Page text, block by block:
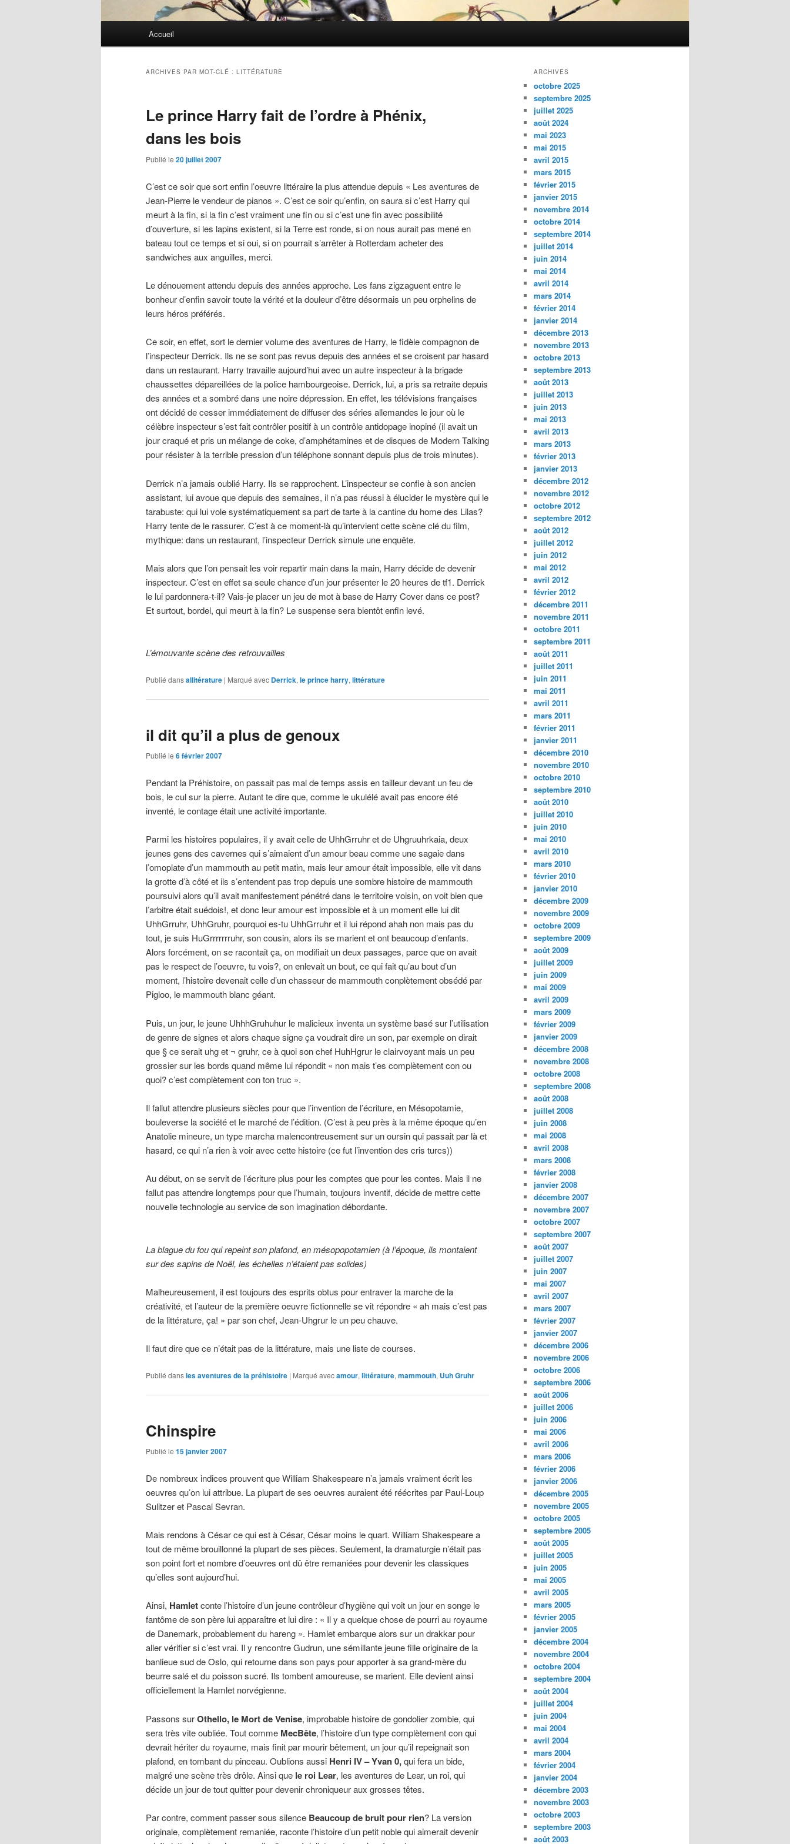
Accueil
ARCHIVES PAR MOT-CLÉ : LITTÉRATURE
Le prince Harry fait de l’ordre à Phénix,
dans les bois
Publié le 20 juillet 2007
C’est ce soir que sort enfin l’oeuvre littéraire la plus attendue depuis « Les aventures de
Jean-Pierre le vendeur de pianos ». C’est ce soir qu’enfin, on saura si c’est Harry qui
meurt à la fin, si la fin c’est vraiment une fin ou si c’est une fin avec possibilité
d’ouverture, si les lapins existent, si la Terre est ronde, si on nous aurait pas mené en
bateau tout ce temps et si oui, si on pourrait s’arrêter à Rotterdam acheter des
sandwiches aux anguilles, merci.
Le dénouement attendu depuis des années approche. Les fans zigzaguent entre le
bonheur d’enfin savoir toute la vérité et la douleur d’être désormais un peu orphelins de
leurs héros préférés.
Ce soir, en effet, sort le dernier volume des aventures de Harry, le fidèle compagnon de
l’inspecteur Derrick. Ils ne se sont pas revus depuis des années et se croisent par hasard
dans un restaurant. Harry travaille aujourd’hui avec un autre inspecteur à la brigade
chaussettes dépareillées de la police hambourgeoise. Derrick, lui, a pris sa retraite depuis
des années et a sombré dans une noire dépression. En effet, les télévisions françaises
ont décidé de cesser immédiatement de diffuser des séries allemandes le jour où le
célèbre inspecteur s’est fait contrôler positif à un contrôle antidopage inopiné (il avait un
jour craqué et pris un mélange de coke, d’amphétamines et de disques de Modern Talking
pour résister à la terrible pression d’un téléphone sonnant depuis plus de trois minutes).
Derrick n’a jamais oublié Harry. Ils se rapprochent. L’inspecteur se confie à son ancien
assistant, lui avoue que depuis des semaines, il n’a pas réussi à élucider le mystère qui le
tarabuste: qui lui vole systématiquement sa part de tarte à la cantine du home des Lilas?
Harry tente de le rassurer. C’est à ce moment-là qu’intervient cette scène clé du film,
mythique: dans un restaurant, l’inspecteur Derrick simule une enquête.
Mais alors que l’on pensait les voir repartir main dans la main, Harry décide de devenir
inspecteur. C’est en effet sa seule chance d’un jour présenter le 20 heures de tf1. Derrick
le lui pardonnera-t-il? Vais-je placer un jeu de mot à base de Harry Cover dans ce post?
Et surtout, bordel, qui meurt à la fin? Le suspense sera bientôt enfin levé.
L’émouvante scène des retrouvailles
Publié dansallitérature | Marqué avec Derrick, le prince harry, littérature
il dit qu’il a plus de genoux
Publié le 6 février 2007
Pendant la Préhistoire, on passait pas mal de temps assis en tailleur devant un feu de
bois, le cul sur la pierre. Autant te dire que, comme le ukulélé avait pas encore été
inventé, le contage était une activité importante.
Parmi les histoires populaires, il y avait celle de UhhGrruhr et de Uhgruuhrkaia, deux
jeunes gens des cavernes qui s’aimaient d’un amour beau comme une sagaie dans
l’omoplate d’un mammouth au petit matin, mais leur amour était impossible, elle vit dans
la grotte d’à côté et ils s’entendent pas trop depuis une sombre histoire de mammouth
poursuivi alors qu’il avait manifestement pénétré dans le territoire voisin, on voit bien que
l’arbitre était suédois!, et donc leur amour est impossible et à un moment elle lui dit
UhhGrruhr, UhhGruhr, pourquoi es-tu UhhGrruhr et il lui répond ahah non mais pas du
tout, je suis HuGrrrrrrruhr, son cousin, alors ils se marient et ont beaucoup d’enfants.
Alors forcément, on se racontait ça, on modifiait un deux passages, parce que on avait
pas le respect de l’oeuvre, tu vois?, on enlevait un bout, ce qui fait qu’au bout d’un
moment, l’histoire devenait celle d’un chasseur de mammouth conplètement obsédé par
Pigloo, le mammouth blanc géant.
Puis, un jour, le jeune UhhhGruhuhur le malicieux inventa un système basé sur l’utilisation
de genre de signes et alors chaque signe ça voudrait dire un son, par exemple on dirait
que § ce serait uhg et ¬ gruhr, ce à quoi son chef HuhHgrur le clairvoyant mais un peu
grossier sur les bords quand même lui répondit « non mais t’es complètement con ou
quoi? c’est complètement con ton truc ».
Il fallut attendre plusieurs siècles pour que l’invention de l’écriture, en Mésopotamie,
bouleverse la société et le marché de l’édition. (C’est à peu près à la même époque qu’en
Anatolie mineure, un type marcha malencontreusement sur un oursin qui passait par là et
hasard, ce qui n’a rien à voir avec cette histoire (ce fut l’invention des cris turcs))
Au début, on se servit de l’écriture plus pour les comptes que pour les contes. Mais il ne
fallut pas attendre longtemps pour que l’humain, toujours inventif, décide de mettre cette
nouvelle technologie au service de son imagination débordante.
La blague du fou qui repeint son plafond, en mésopopotamien (à l’époque, ils montaient
sur des sapins de Noël, les échelles n’étaient pas solides)
Malheureusement, il est toujours des esprits obtus pour entraver la marche de la
créativité, et l’auteur de la première oeuvre fictionnelle se vit répondre « ah mais c’est pas
de la littérature, ça! » par son chef, Jean-Uhgrur le un peu chauve.
Il faut dire que ce n’était pas de la littérature, mais une liste de courses.
Publié dansles aventures de la préhistoire | Marqué avecamour, littérature, mammouth, Uuh Gruhr
Chinspire
Publié le 15 janvier 2007
De nombreux indices prouvent que William Shakespeare n’a jamais vraiment écrit les
oeuvres qu’on lui attribue. La plupart de ses oeuvres auraient été réécrites par Paul-Loup
Sulitzer et Pascal Sevran.
Mais rendons à César ce qui est à César, César moins le quart. William Shakespeare a
tout de même brouillonné la plupart de ses pièces. Seulement, la dramaturgie n’était pas
son point fort et nombre d’oeuvres ont dû être remaniées pour devenir les classiques
qu’elles sont aujourd’hui.
Ainsi, Hamletconte l’histoire d’un jeune contrôleur d’hygiène qui voit un jour en songe le
fantôme de son père lui apparaître et lui dire : « Il y a quelque chose de pourri au royaume
de Danemark, probablement du hareng ». Hamlet embarque alors sur un drakkar pour
aller vérifier si c’est vrai. Il y rencontre Gudrun, une sémillante jeune fille originaire de la
banlieue sud de Oslo, qui retourne dans son pays pour apporter à sa grand-mère du
beurre salé et du poisson sucré. Ils tombent amoureuse, se marient. Elle devient ainsi
officiellement la Hamlet norvégienne.
Passons surOthello, le Mort de Venise, improbable histoire de gondolier zombie, qui
sera très vite oubliée. Tout comme MecBête, l’histoire d’un type complètement con qui
devrait hériter du royaume, mais finit par mourir bêtement, un jour qu’il repeignait son
plafond, en tombant du pinceau. Oublions aussi Henri IV – Yvan 0,qui fera un bide,
malgré une scène très drôle. Ainsi que le roi Lear, les aventures de Lear, un roi, qui
décide un jour de tout quitter pour devenir chroniqueur aux grosses têtes.
Par contre, comment passer sous silence Beaucoup de bruit pour rien? La version
originale, complètement remaniée, raconte l’histoire d’un petit noble qui aimerait devenir
ARCHIVES
octobre 2025
septembre 2025
juillet 2025
août 2024
mai 2023
mai 2015
avril 2015
mars 2015
février 2015
janvier 2015
novembre 2014
octobre 2014
septembre 2014
juillet 2014
juin 2014
mai 2014
avril 2014
mars 2014
février 2014
janvier 2014
décembre 2013
novembre 2013
octobre 2013
septembre 2013
août 2013
juillet 2013
juin 2013
mai 2013
avril 2013
mars 2013
février 2013
janvier 2013
décembre 2012
novembre 2012
octobre 2012
septembre 2012
août 2012
juillet 2012
juin 2012
mai 2012
avril 2012
février 2012
décembre 2011
novembre 2011
octobre 2011
septembre 2011
août 2011
juillet 2011
juin 2011
mai 2011
avril 2011
mars 2011
février 2011
janvier 2011
décembre 2010
novembre 2010
octobre 2010
septembre 2010
août 2010
juillet 2010
juin 2010
mai 2010
avril 2010
mars 2010
février 2010
janvier 2010
décembre 2009
novembre 2009
octobre 2009
septembre 2009
août 2009
juillet 2009
juin 2009
mai 2009
avril 2009
mars 2009
février 2009
janvier 2009
décembre 2008
novembre 2008
octobre 2008
septembre 2008
août 2008
juillet 2008
juin 2008
mai 2008
avril 2008
mars 2008
février 2008
janvier 2008
décembre 2007
novembre 2007
octobre 2007
septembre 2007
août 2007
juillet 2007
juin 2007
mai 2007
avril 2007
mars 2007
février 2007
janvier 2007
décembre 2006
novembre 2006
octobre 2006
septembre 2006
août 2006
juillet 2006
juin 2006
mai 2006
avril 2006
mars 2006
février 2006
janvier 2006
décembre 2005
novembre 2005
octobre 2005
septembre 2005
août 2005
juillet 2005
juin 2005
mai 2005
avril 2005
mars 2005
février 2005
janvier 2005
décembre 2004
novembre 2004
octobre 2004
septembre 2004
août 2004
juillet 2004
juin 2004
mai 2004
avril 2004
mars 2004
février 2004
janvier 2004
décembre 2003
novembre 2003
octobre 2003
septembre 2003
août 2003